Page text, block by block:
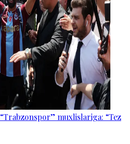
muxlislariga: “Tez